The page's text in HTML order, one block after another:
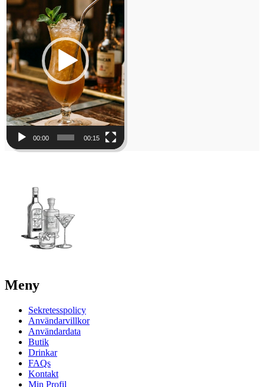
00:00 00:15
Meny
Sekretesspolicy
Användarvillkor
Användardata
Butik
Drinkar
FAQs
Kontakt
Min Profil